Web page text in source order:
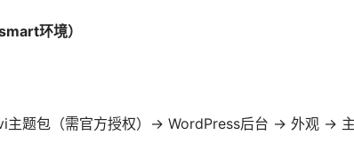
环境）
主题包（需官方授权）→ WordPress后台 → 外观 →